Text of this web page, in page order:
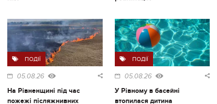
ПОДІЇ
05.08.26
На Рівненщині під час
пожежі післяжнивних
ПОДІЇ
05.08.26
У Рівному в басейні
втопилася дитина